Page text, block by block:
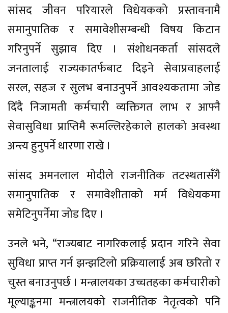
सांसद जीवन परियारले विधेयकको प्रस्तावनामै
समानुपातिक र समावेशीसम्बन्धी विषय किटान
गरिनुपर्ने सुझाव दिए । संशोधनकर्ता सांसदले
जनतालाई राज्यकातर्फबाट दिइने सेवाप्रवाहलाई
सरल, सहज र सुलभ बनाउनुपर्ने आवश्यकतामा जोड
दिँदै निजामती कर्मचारी व्यक्तिगत लाभ र आफ्नै
सेवासुविधा प्राप्तिमै रूमल्लिरहेकाले हालको अवस्था
अन्त्य हुनुपर्ने धारणा राखे ।
सांसद अमनलाल मोदीले राजनीतिक तटस्थतासँगै
समानुपातिक र समावेशीताको मर्म विधेयकमा
समेटिनुपर्नेमा जोड दिए ।
उनले भने, “राज्यबाट नागरिकलाई प्रदान गरिने सेवा
सुविधा प्राप्त गर्न झन्झटिलो प्रक्रियालाई अब छरितो र
चुस्त बनाउनुपर्छ । मन्त्रालयका उच्चतहका कर्मचारीको
मूल्याङ्कनमा मन्त्रालयको राजनीतिक नेतृत्वको पनि